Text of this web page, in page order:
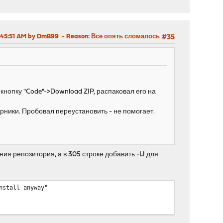
#35
AM by DmB99 Reason: Все опять сломалось
"Code"->Download ZIP, распаковал его на
Пробовал переустановить - не помогает.
репозитория, а в 305 строке добавить -U для
anyway"